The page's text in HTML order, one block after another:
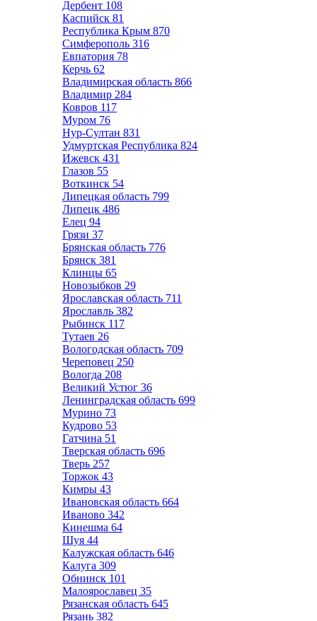
Дербент 108
Каспийск 81
Республика Крым 870
Симферополь 316
Евпатория 78
Керчь 62
Владимирская область 866
Владимир 284
Ковров 117
Муром 76
Нур-Султан 831
Удмуртская Республика 824
Ижевск 431
Глазов 55
Воткинск 54
Липецкая область 799
Липецк 486
Елец 94
Грязи 37
Брянская область 776
Брянск 381
Клинцы 65
Новозыбков 29
Ярославская область 711
Ярославль 382
Рыбинск 117
Тутаев 26
Вологодская область 709
Череповец 250
Вологда 208
Великий Устюг 36
Ленинградская область 699
Мурино 73
Кудрово 53
Гатчина 51
Тверская область 696
Тверь 257
Торжок 43
Кимры 43
Ивановская область 664
Иваново 342
Кинешма 64
Шуя 44
Калужская область 646
Калуга 309
Обнинск 101
Малоярославец 35
Рязанская область 645
Рязань 382